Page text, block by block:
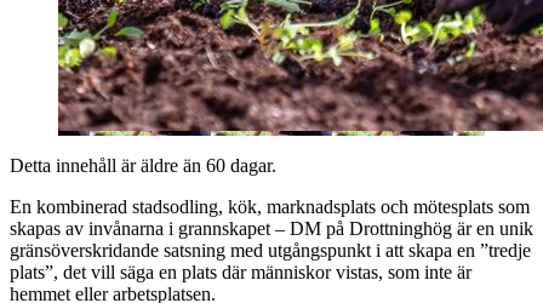
Detta innehåll är äldre än 60 dagar.
En kombinerad stadsodling, kök, marknadsplats och mötesplats som
skapas av invånarna i grannskapet – DM på Drottninghög är en unik
gränsöverskridande satsning med utgångspunkt i att skapa en ”tredje
plats”, det vill säga en plats där människor vistas, som inte är
hemmet eller arbetsplatsen.